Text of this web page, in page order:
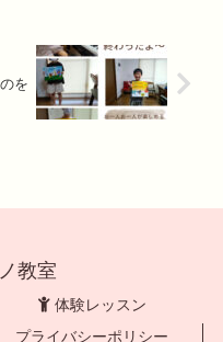
を
教室
体験レッスン
プライバシーポリシー